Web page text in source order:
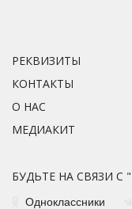
РЕКВИЗИТЫ
КОНТАКТЫ
О НАС
МЕДИАКИТ
БУДЬТЕ НА СВЯЗИ С
Одноклассники